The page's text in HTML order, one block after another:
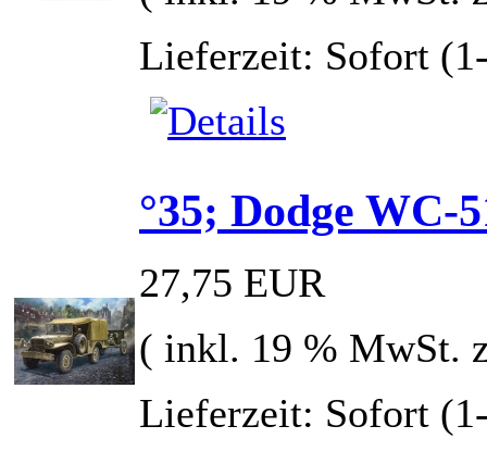
Lieferzeit: Sofort
°35; Dodge WC-
27,75 EUR
( inkl. 19 % MwSt.
Lieferzeit: Sofort